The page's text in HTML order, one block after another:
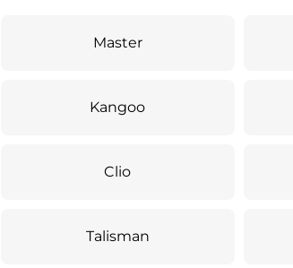
Master
Kangoo
Clio
Talisman